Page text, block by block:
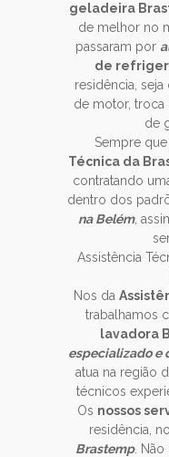
geladeira
de melhor no
passaram por
de
residência,
de motor, troca
de
Sempre
Técnica da
contratando
dentro dos
na Belém,
Assistência
Nos da
trabalhamos
lavadora
especializado e
atua na região
técnicos
Os nossos
residência,
Brastemp. Não